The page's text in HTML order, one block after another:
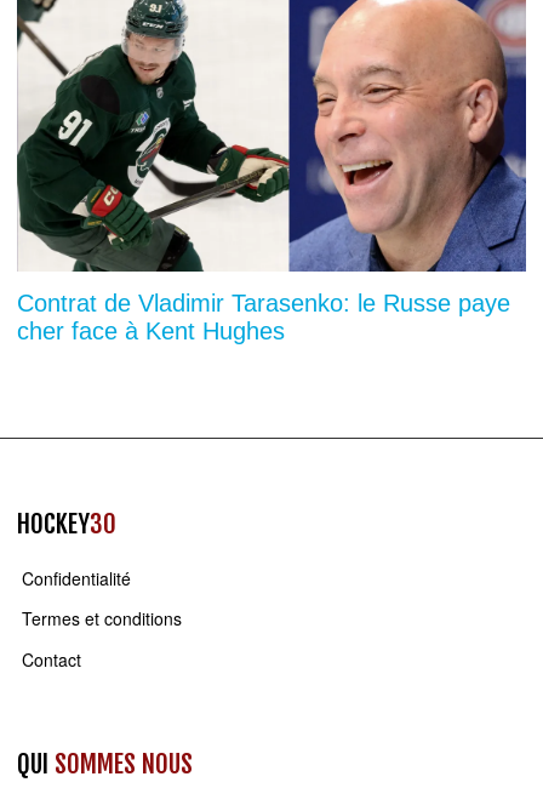
Contrat de Vladimir Tarasenko: le Russe paye
cher face à Kent Hughes
HOCKEY30
Confidentialité
Termes et conditions
Contact
QUI SOMMES NOUS